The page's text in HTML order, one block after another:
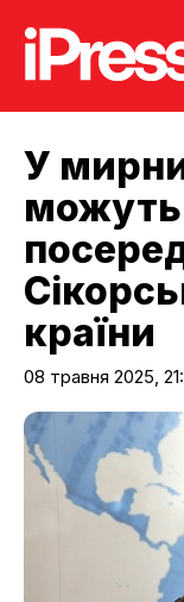
У
можуть
країни
08 травня 2025,